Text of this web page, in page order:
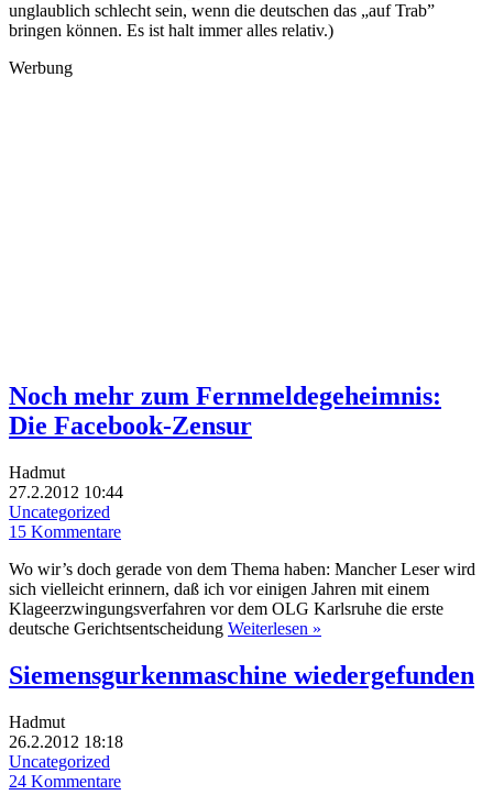
unglaublich schlecht sein, wenn die deutschen das „auf Trab”
bringen können. Es ist halt immer alles relativ.)
Werbung
Noch mehr zum Fernmeldegeheimnis:
Die Facebook-Zensur
Hadmut
27.2.2012 10:44
Uncategorized
15 Kommentare
Wo wir’s doch gerade von dem Thema haben: Mancher Leser wird
sich vielleicht erinnern, daß ich vor einigen Jahren mit einem
Klageerzwingungsverfahren vor dem OLG Karlsruhe die erste
deutsche Gerichtsentscheidung Weiterlesen »
Siemensgurkenmaschine wiedergefunden
Hadmut
26.2.2012 18:18
Uncategorized
24 Kommentare